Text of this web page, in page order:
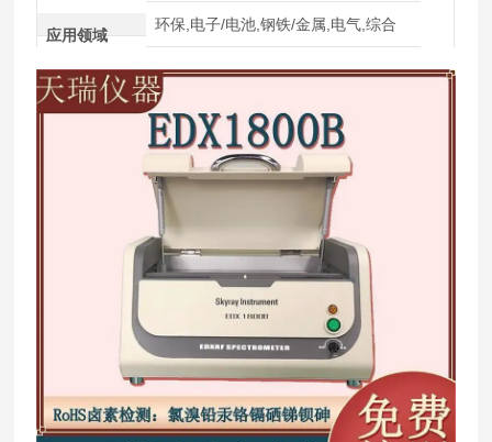
应用领域
环保,电子/电池,钢铁/金属,电气,综合